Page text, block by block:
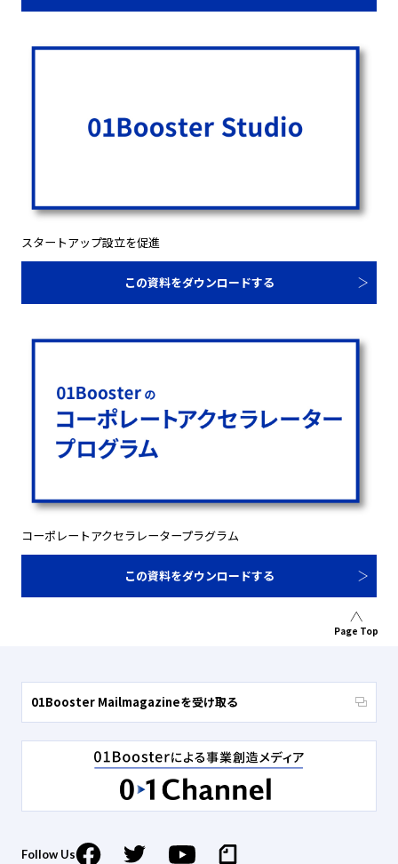
スタートアップ設立を促進
この資料をダウンロードする
コーポレートアクセラレータープラグラム
この資料をダウンロードする
Page Top
01Booster Mailmagazineを受け取る
Follow Us